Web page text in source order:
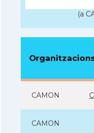
(a
CAMON
CAMON